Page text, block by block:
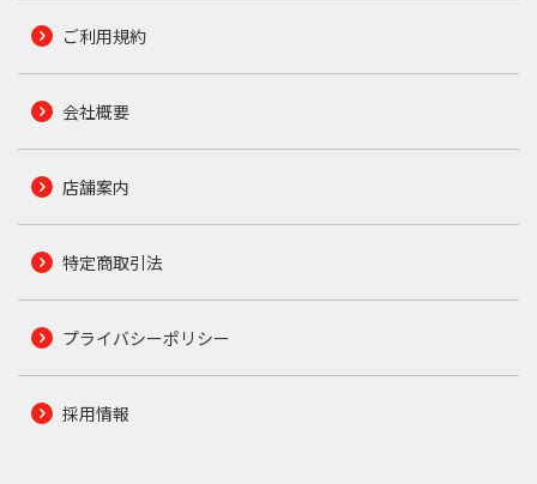
ご利用規約
会社概要
店舗案内
特定商取引法
プライバシーポリシー
採用情報